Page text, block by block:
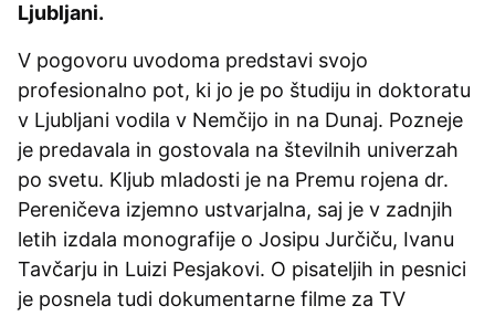
Ljubljani.
V pogovoru uvodoma predstavi svojo
profesionalno pot, ki jo je po študiju in doktoratu
v Ljubljani vodila v Nemčijo in na Dunaj. Pozneje
je predavala in gostovala na številnih univerzah
po svetu. Kljub mladosti je na Premu rojena dr.
Pereničeva izjemno ustvarjalna, saj je v zadnjih
letih izdala monografije o Josipu Jurčiču, Ivanu
Tavčarju in Luizi Pesjakovi. O pisateljih in pesnici
je posnela tudi dokumentarne filme za TV